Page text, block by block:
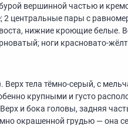
вершинной частью и
2 центральные пары с
нижние кроющие белые.
ноги красновато-
тела тёмно-серый, с
крупными и густо
и бока головы, задняя
окрашенной грудью — она